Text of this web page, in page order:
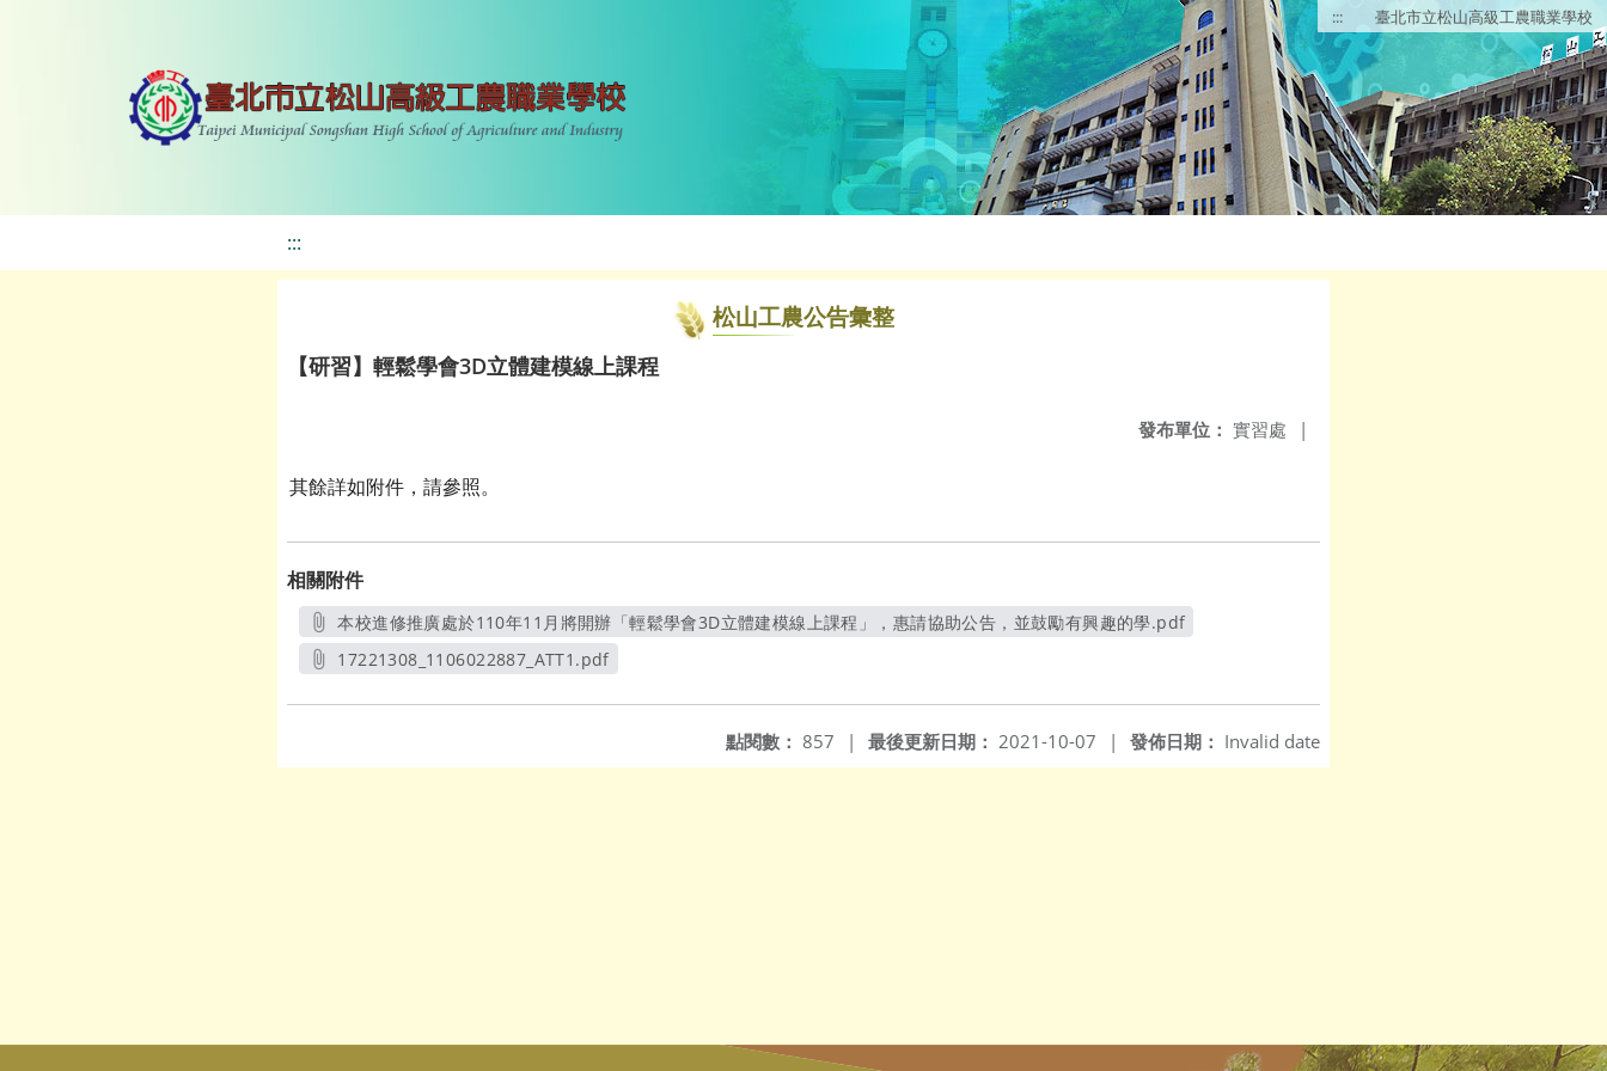
::: 臺北市立松山高級工農職業學校
:::
松山工農公告彙整
【研習】輕鬆學會3D立體建模線上課程
發布單位： 實習處 |
其餘詳如附件，請參照。
相關附件
本校進修推廣處於110年11月將開辦「輕鬆學會3D立體建模線上課程」，惠請協助公告，並鼓勵有興趣的學.pdf
17221308_1106022887_ATT1.pdf
發佈日期： Invalid date
最後更新日期： 2021-10-07 |
點閱數： 857 |